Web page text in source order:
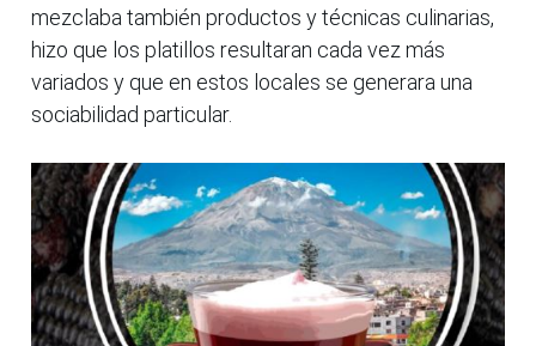
mezclaba también productos y técnicas culinarias,
hizo que los platillos resultaran cada vez más
variados y que en estos locales se generara una
sociabilidad particular.